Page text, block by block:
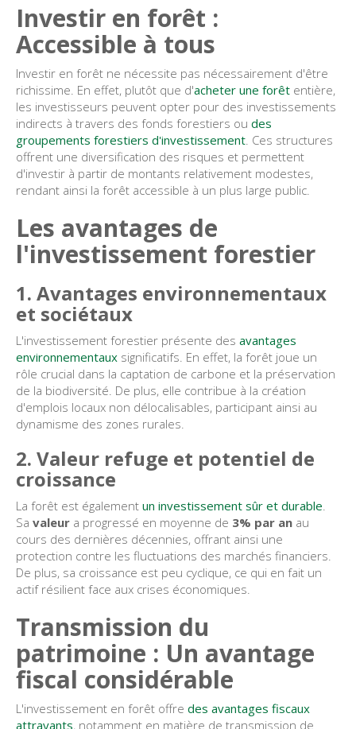
Investir en forêt :
Accessible à tous
Investir en forêt ne nécessite pas nécessairement d'être
richissime. En effet, plutôt que d'acheter une forêt entière,
les investisseurs peuvent opter pour des investissements
indirects à travers des fonds forestiers ou des
groupements forestiers d'investissement . Ces structures
offrent une diversification des risques et permettent
d'investir à partir de montants relativement modestes,
rendant ainsi la forêt accessible à un plus large public.
Les avantages de
l'investissement forestier
1. Avantages environnementaux
et sociétaux
L'investissement forestier présente des avantages
environnementaux significatifs. En effet, la forêt joue un
rôle crucial dans la captation de carbone et la préservation
de la biodiversité. De plus, elle contribue à la création
d'emplois locaux non délocalisables, participant ainsi au
dynamisme des zones rurales.
2. Valeur refuge et potentiel de
croissance
La forêt est également un investissement sûr et durable
Sa valeur a progressé en moyenne de 3% par an au
cours des dernières décennies, offrant ainsi une
protection contre les fluctuations des marchés financiers.
De plus, sa croissance est peu cyclique, ce qui en fait un
actif résilient face aux crises économiques.
Transmission du
patrimoine : Un avantage
fiscal considérable
L'investissement en forêt offre des avantages fiscaux
attrayants, notamment en matière de transmission de